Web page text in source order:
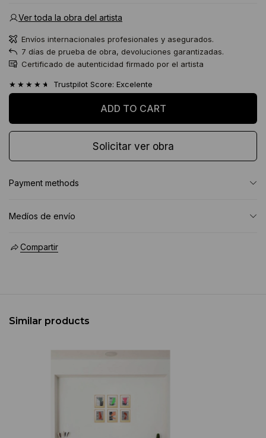
Ver toda la obra del artista
Envíos internacionales profesionales y asegurados.
7 días de prueba de obra, devoluciones garantizadas.
Certificado de autenticidad firmado por el artista
★★★★★ Trustpilot Score: Excelente
Solicitar ver obra
Payment methods
Medíos de envío
Compartir
Similar products